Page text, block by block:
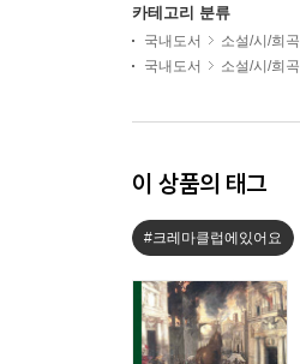
카테고리 분류
국내도서 소설/시/희곡
국내도서
소설/시/희곡
이 상품의 태그
#크레마클럽에있어요